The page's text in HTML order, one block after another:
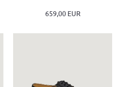
659,00 EUR